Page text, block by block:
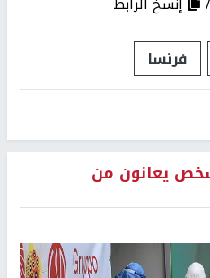
فرنسا
شخص يعانون من